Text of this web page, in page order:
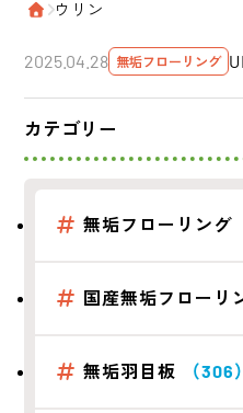
ホーム
›ウリン
2025.04.28 無垢フローリング
カテゴリー
無垢フローリング
国産無垢フローリ
無垢羽目板 （306）